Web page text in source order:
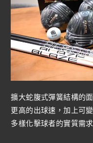
擴大蛇腹式彈簧結構的
更高的出球速，加上可
多樣化擊球者的實質需求